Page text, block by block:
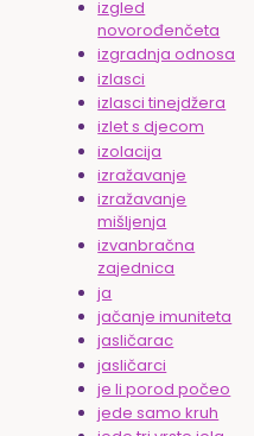
izgled
novorođenčeta
izgradnja odnosa
izlasci
izlasci tinejdžera
izlet s djecom
izolacija
izražavanje
izražavanje
mišljenja
izvanbračna
zajednica
ja
jačanje imuniteta
jasličarac
jasličarci
je li porod počeo
jede samo kruh